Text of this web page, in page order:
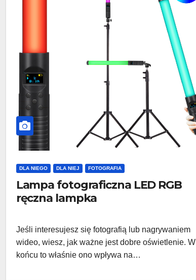
DLA NIEGO DLA NIEJ FOTOGRAFIA
Lampa fotograficzna LED RGB
ręczna lampka
Jeśli interesujesz się fotografią lub nagrywaniem
wideo, wiesz, jak ważne jest dobre oświetlenie. W
końcu to właśnie ono wpływa na…